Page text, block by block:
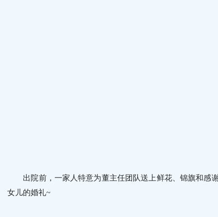
出院前，一家人特意为董主任团队送上鲜花、锦旗和感
女儿的婚礼~